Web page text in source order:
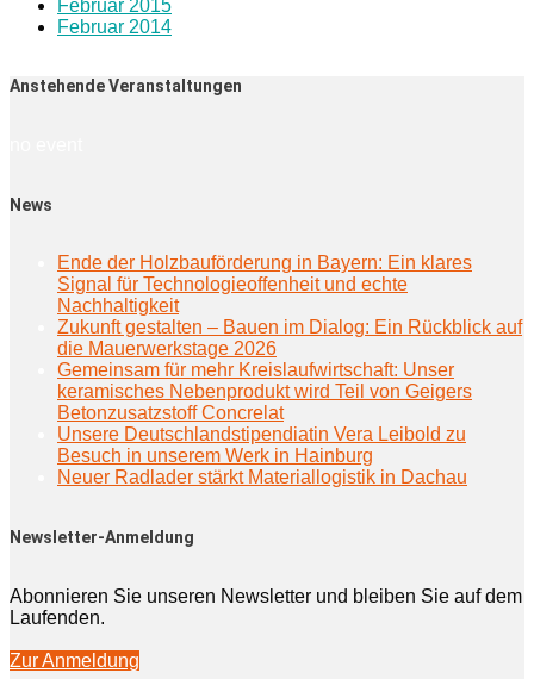
Februar 2015
Februar 2014
Anstehende Veranstaltungen
News
Ende der Holzbauförderung in Bayern: Ein klares
Signal für Technologieoffenheit und echte
Nachhaltigkeit
Zukunft gestalten – Bauen im Dialog: Ein Rückblick auf
die Mauerwerkstage 2026
Gemeinsam für mehr Kreislaufwirtschaft: Unser
keramisches Nebenprodukt wird Teil von Geigers
Betonzusatzstoff Concrelat
Unsere Deutschlandstipendiatin Vera Leibold zu
Besuch in unserem Werk in Hainburg
Neuer Radlader stärkt Materiallogistik in Dachau
Newsletter-Anmeldung
Abonnieren Sie unseren Newsletter und bleiben Sie auf dem
Laufenden.
Zur Anmeldung